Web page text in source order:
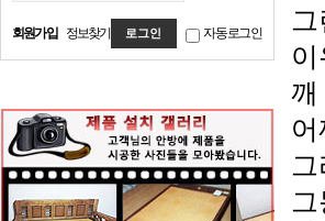
회원가입 정보찾기 자동로그인